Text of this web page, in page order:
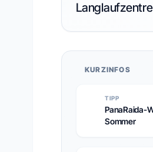
KURZINFOS
TIPP
PanaRaida-
Sommer